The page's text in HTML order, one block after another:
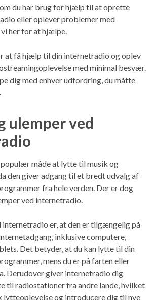
du har brug for hjælp til at oprette
eller oplever problemer med
her for at hjælpe.
at få hjælp til din internetradio og oplev
med minimal besvær.
dig med enhver udfordring, du måtte
ulemper ved
måde at lytte til musik og
den giver adgang til et bredt udvalg af
fra hele verden. Der er dog
ved internetradio.
internetradio er, at den er tilgængelig på
inklusive computere,
Det betyder, at du kan lytte til din
mens du er på farten eller
Derudover giver internetradio dig
til radiostationer fra andre lande, hvilket
lytteoplevelse og introducere dig til nye